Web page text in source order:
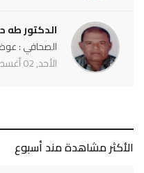
الدكتور
الصحافي :
الأحد, 02 أغسطس 2026 - 06:07 م
الأكثر مشاهدة مند أسبوع